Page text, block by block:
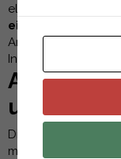
elegantes Design
einem schwarzen
Arten von Dächern
Industriedach.
und
Die N-Type
maximalen